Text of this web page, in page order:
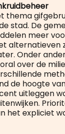
thema
stad. De
meer
alternatieven
Onder
over de
de hoogte
uitleggen
het expliciet